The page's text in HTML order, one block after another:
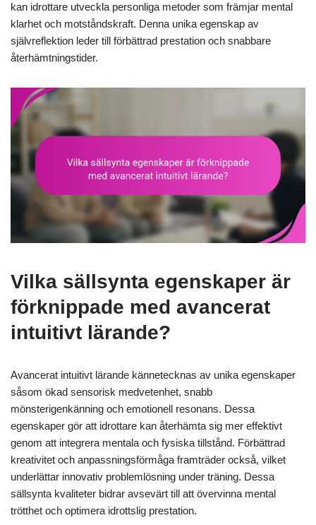
kan idrottare utveckla personliga metoder som främjar mental
klarhet och motståndskraft. Denna unika egenskap av
självreflektion leder till förbättrad prestation och snabbare
återhämtningstider.
Vilka sällsynta egenskaper är
förknippade med avancerat
intuitivt lärande?
Avancerat intuitivt lärande kännetecknas av unika egenskaper
såsom ökad sensorisk medvetenhet, snabb
mönsterigenkänning och emotionell resonans. Dessa
egenskaper gör att idrottare kan återhämta sig mer effektivt
genom att integrera mentala och fysiska tillstånd. Förbättrad
kreativitet och anpassningsförmåga framträder också, vilket
underlättar innovativ problemlösning under träning. Dessa
sällsynta kvaliteter bidrar avsevärt till att övervinna mental
trötthet och optimera idrottslig prestation.